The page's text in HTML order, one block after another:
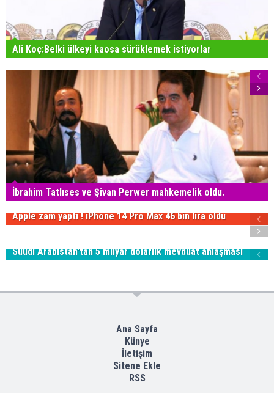
Ali Koç:Belki ülkeyi kaosa sürüklemek istiyorlar
İbrahim Tatlıses ve Şivan Perwer mahkemelik oldu.
Apple zam yaptı ! iPhone 14 Pro Max 46 bin lira oldu
Suudi Arabistan'tan 5 milyar dolarlık mevduat anlaşması
Ana Sayfa
Künye
İletişim
Sitene Ekle
RSS